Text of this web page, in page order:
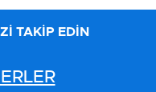
TAKİP EDİN